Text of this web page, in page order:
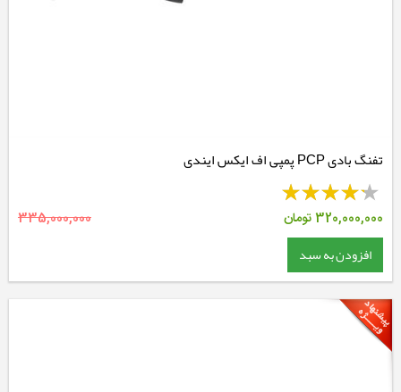
تفنگ بادی PCP پمپی اف ایکس ایندی
320,000,000تومان 335,000,000
افزودن به سبد